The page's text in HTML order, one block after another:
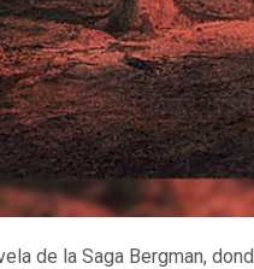
de la Saga Bergman,